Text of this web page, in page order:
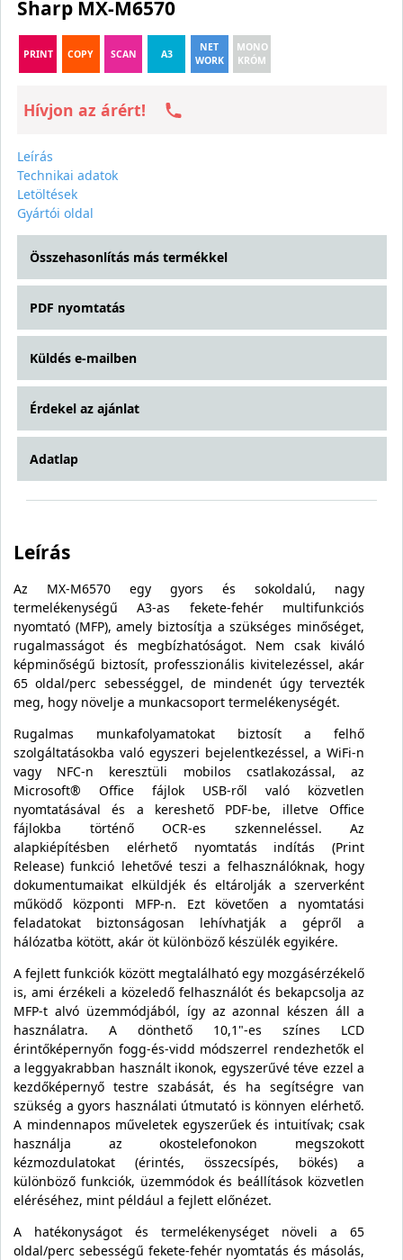
Sharp MX-M6570
PRINT COPY SCAN A3
NET
WORK
MONO
KRÓM
Hívjon az árért!
Leírás
Technikai adatok
Letöltések
Gyártói oldal
Összehasonlítás más termékkel
PDF nyomtatás
Küldés e-mailben
Érdekel az ajánlat
Adatlap
Leírás
Az MX-M6570 egy gyors és sokoldalú, nagy
termelékenységű A3-as fekete-fehér multifunkciós
nyomtató (MFP), amely biztosítja a szükséges minőséget,
rugalmasságot és megbízhatóságot. Nem csak kiváló
képminőségű biztosít, professzionális kivitelezéssel, akár
65 oldal/perc sebességgel, de mindenét úgy tervezték
meg, hogy növelje a munkacsoport termelékenységét.
Rugalmas munkafolyamatokat biztosít a felhő
szolgáltatásokba való egyszeri bejelentkezéssel, a WiFi-n
vagy NFC-n keresztüli mobilos csatlakozással, az
Microsoft® Office fájlok USB-ről való közvetlen
nyomtatásával és a kereshető PDF-be, illetve Office
fájlokba történő OCR-es szkenneléssel. Az
alapkiépítésben elérhető nyomtatás indítás (Print
Release) funkció lehetővé teszi a felhasználóknak, hogy
dokumentumaikat elküldjék és eltárolják a szerverként
működő központi MFP-n. Ezt követően a nyomtatási
feladatokat biztonságosan lehívhatják a gépről a
hálózatba kötött, akár öt különböző készülék egyikére.
A fejlett funkciók között megtalálható egy mozgásérzékelő
is, ami érzékeli a közeledő felhasználót és bekapcsolja az
MFP-t alvó üzemmódjából, így az azonnal készen áll a
használatra. A dönthető 10,1"-es színes LCD
érintőképernyőn fogg-és-vidd módszerrel rendezhetők el
a leggyakrabban használt ikonok, egyszerűvé téve ezzel a
kezdőképernyő testre szabását, és ha segítségre van
szükség a gyors használati útmutató is könnyen elérhető.
A mindennapos műveletek egyszerűek és intuitívak; csak
használja az okostelefonokon megszokott
kézmozdulatokat (érintés, összecsípés, bökés) a
különböző funkciók, üzemmódok és beállítások közvetlen
eléréséhez, mint például a fejlett előnézet.
A hatékonyságot és termelékenységet növeli a 65
oldal/perc sebességű fekete-fehér nyomtatás és másolás,